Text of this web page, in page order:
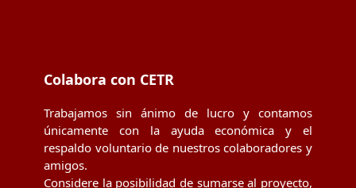
Colabora con CETR
Trabajamos sin ánimo de lucro y contamos
únicamente con la ayuda económica y el
respaldo voluntario de nuestros colaboradores y
amigos.
Considere la posibilidad de sumarse al proyecto,